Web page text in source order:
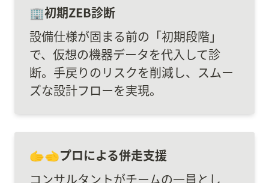
設備仕様が固まる前の「初期段階」
で、仮想の機器データを代入して診
断。手戻りのリスクを削減し、スムー
ズな設計フローを実現。
🫱‍🫲プロによる併走支援
コンサルタントがチームの一員とし